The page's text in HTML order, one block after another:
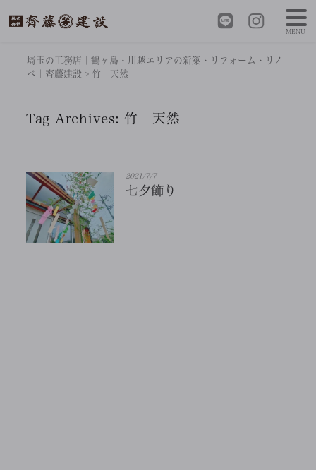
埼玉の工務店｜鶴ヶ島・川越エリアの新築・リフォーム・リノ
ベ｜齊藤建設 > 竹 天然
Tag Archives: 竹 天然
2021/7/7
七夕飾り
MENU